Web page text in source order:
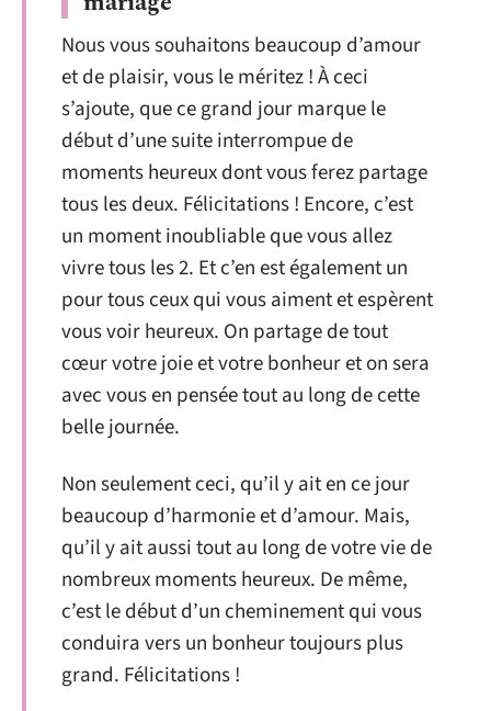
Nous vous souhaitons beaucoup d’amour
et de plaisir, vous le méritez ! À ceci
s’ajoute, que ce grand jour marque le
début d’une suite interrompue de
moments heureux dont vous ferez partage
tous les deux. Félicitations ! Encore, c’est
un moment inoubliable que vous allez
vivre tous les 2. Et c’en est également un
pour tous ceux qui vous aiment et espèrent
vous voir heureux. On partage de tout
cœur votre joie et votre bonheur et on sera
avec vous en pensée tout au long de cette
belle journée.
Non seulement ceci, qu’il y ait en ce jour
beaucoup d’harmonie et d’amour. Mais,
qu’il y ait aussi tout au long de votre vie de
nombreux moments heureux. De même,
c’est le début d’un cheminement qui vous
conduira vers un bonheur toujours plus
grand. Félicitations !